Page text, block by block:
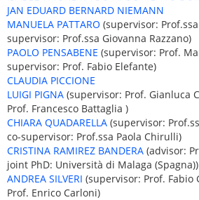
JAN EDUARD BERNARD NIEMANN
MANUELA PATTARO (supervisor:
supervisor: Prof.ssa Giovanna Razzano)
PAOLO PENSABENE (supervisor: Prof.
supervisor: Prof. Fabio Elefante)
CLAUDIA PICCIONE
LUIGI PIGNA (supervisor: Prof. Gianluca
Prof. Francesco Battaglia )
CHIARA QUADARELLA (supervisor:
co-supervisor: Prof.ssa Paola Chirulli)
CRISTINA RAMIREZ BANDERA (advisor:
joint PhD: Università di Malaga (Spagna))
ANDREA SILVERI (supervisor: Prof. Fabio
Prof. Enrico Carloni)